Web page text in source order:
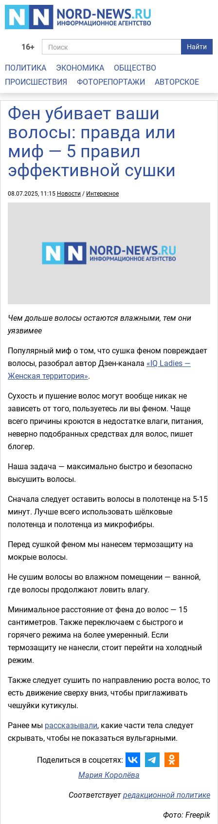
16+ Найти
ПОЛИТИКА ЭКОНОМИКА
ОБЩЕСТВО
ПРОИСШЕСТВИЯ
ФОТОРЕПОРТАЖИ АВТОРСКОЕ
Фен убивает ваши
волосы: правда или
миф — 5 правил
эффективной сушки
08.07.2025, 11:15 Новости / Интересное
Чем дольше волосы остаются влажными, тем они
уязвимее
Популярный миф о том, что сушка феном повреждает
волосы, разобрал автор Дзен-канала «IQ Ladies —
Женская территория».
Сухость и пушение волос могут вообще никак не
зависеть от того, пользуетесь ли вы феном. Чаще
всего причины кроются в недостатке влаги, питания,
неверно подобранных средствах для волос, пишет
блогер.
Наша задача — максимально быстро и безопасно
высушить волосы.
Сначала следует оставить волосы в полотенце на 5-15
минут. Лучше всего использовать шёлковые
полотенца и полотенца из микрофибры.
Перед сушкой феном мы нанесем термозащиту на
мокрые волосы.
Не сушим волосы во влажном помещении — ванной,
где волосы продолжают ловить влагу.
Минимальное расстояние от фена до волос — 15
сантиметров. Также переключаем с быстрого и
горячего режима на более умеренный. Если
термозащиту не нанесли, стоит перейти на холодный
режим.
Также следует сушить по направлению роста волос, то
есть движение сверху вниз, чтобы приглаживать
чешуйки кутикулы.
Ранее мы рассказывали, какие части тела следует
скрывать, чтобы не показаться вульгарными.
Поделиться в соцсетях:
Мария Королёва
Соответствуетредакционной политике
Фото: Freepik